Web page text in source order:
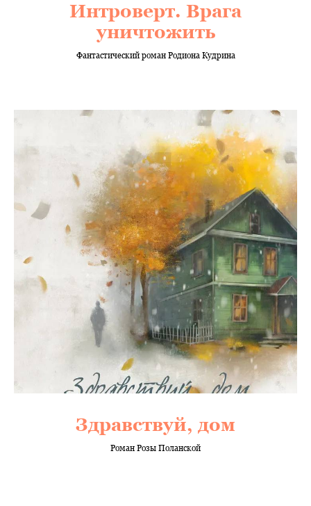
Интроверт. Врага
уничтожить
Фантастический роман Родиона Кудрина
Здравствуй, дом
Роман Розы Поланской